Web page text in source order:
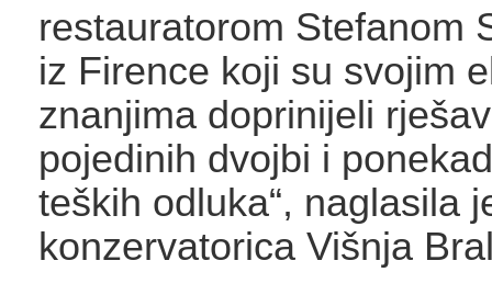
restauratorom Stefanom
iz Firence koji su svojim
znanjima doprinijeli
pojedinih dvojbi i
teških odluka“, naglasila
konzervatorica Višnja